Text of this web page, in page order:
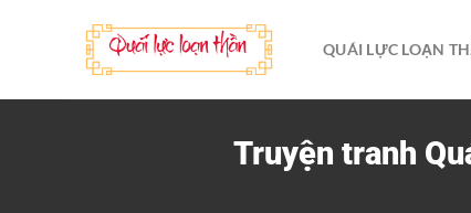
dung
QUÁI LỰC LOẠN
Truyện tranh